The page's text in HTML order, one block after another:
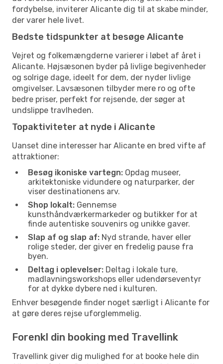
fordybelse, inviterer Alicante dig til at skabe minder,
der varer hele livet.
Bedste tidspunkter at besøge Alicante
Vejret og folkemængderne varierer i løbet af året i
Alicante. Højsæsonen byder på livlige begivenheder
og solrige dage, ideelt for dem, der nyder livlige
omgivelser. Lavsæsonen tilbyder mere ro og ofte
bedre priser, perfekt for rejsende, der søger at
undslippe travlheden.
Topaktiviteter at nyde i Alicante
Uanset dine interesser har Alicante en bred vifte af
attraktioner:
Besøg ikoniske vartegn: Opdag museer,
arkitektoniske vidundere og naturparker, der
viser destinationens arv.
Shop lokalt: Gennemse
kunsthåndværkermarkeder og butikker for at
finde autentiske souvenirs og unikke gaver.
Slap af og slap af: Nyd strande, haver eller
rolige steder, der giver en fredelig pause fra
byen.
Deltag i oplevelser: Deltag i lokale ture,
madlavningsworkshops eller udendørseventyr
for at dykke dybere ned i kulturen.
Enhver besøgende finder noget særligt i Alicante for
at gøre deres rejse uforglemmelig.
Forenkl din booking med Travellink
Travellink giver dig mulighed for at booke hele din